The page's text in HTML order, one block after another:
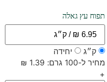
תפוח עץ גאלה
ק״ג יחידה
מחיר ל-100 גרם: 1.39 ₪
+